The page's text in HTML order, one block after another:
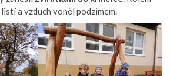
a vzduch voněl podzimem.